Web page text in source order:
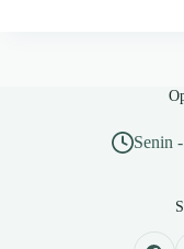
Senin